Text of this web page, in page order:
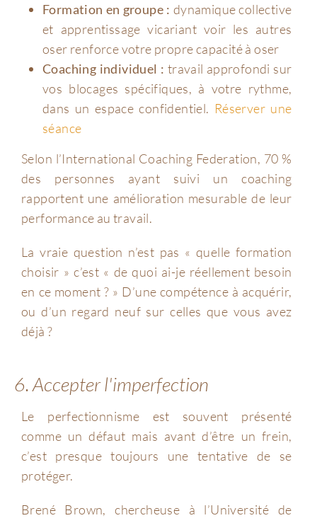
Formation en groupe : dynamique collective
et apprentissage vicariant voir les autres
oser renforce votre propre capacité à oser
Coaching individuel : travail approfondi sur
vos blocages spécifiques, à votre rythme,
dans un espace confidentiel. Réserver une
séance
Selon l’International Coaching Federation, 70 %
des personnes ayant suivi un coaching
rapportent une amélioration mesurable de leur
performance au travail.
La vraie question n’est pas « quelle formation
choisir » c’est « de quoi ai-je réellement besoin
en ce moment ? » D’une compétence à acquérir,
ou d’un regard neuf sur celles que vous avez
déjà ?
6. Accepter l'imperfection
Le perfectionnisme est souvent présenté
comme un défaut mais avant d’être un frein,
c’est presque toujours une tentative de se
protéger.
Brené Brown, chercheuse à l’Université de